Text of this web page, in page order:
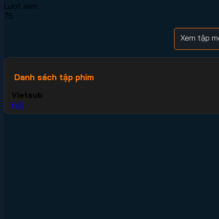
Lượt xem:
75
Xem tập
Danh sách tập phim
Vietsub
Full